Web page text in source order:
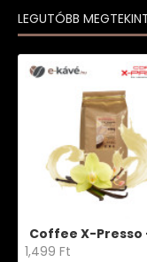
LEGUTÓBB
1,499 Ft